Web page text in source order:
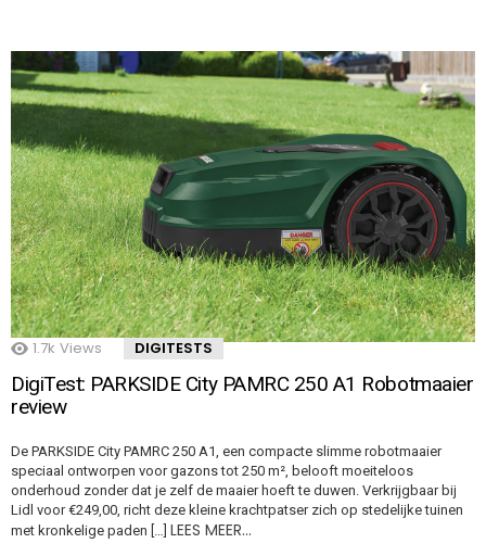
1.7k Views DIGITESTS
DigiTest: PARKSIDE City PAMRC 250 A1 Robotmaaier
review
De PARKSIDE City PAMRC 250 A1, een compacte slimme robotmaaier
speciaal ontworpen voor gazons tot 250 m², belooft moeiteloos
onderhoud zonder dat je zelf de maaier hoeft te duwen. Verkrijgbaar bij
Lidl voor €249,00, richt deze kleine krachtpatser zich op stedelijke tuinen
met kronkelige paden […] LEES MEER…